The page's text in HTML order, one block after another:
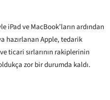
iPad ve MacBook’ların ardından
hazırlanan Apple, tedarik
ticari sırlarının rakiplerinin
zor bir durumda kaldı.